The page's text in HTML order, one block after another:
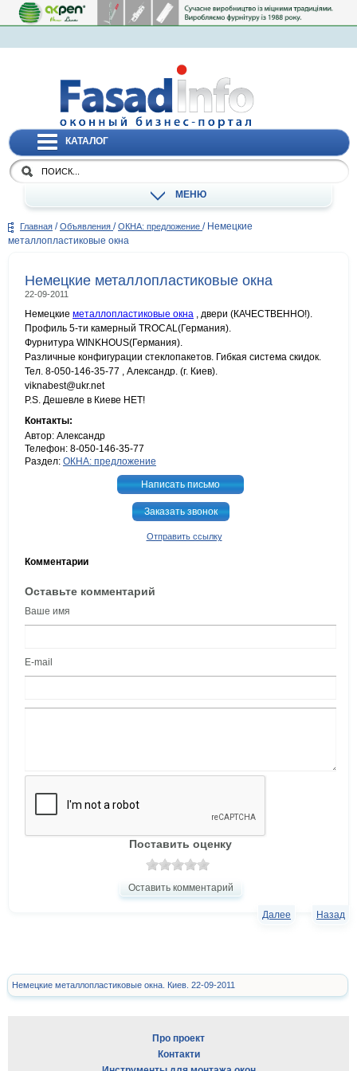
КАТАЛОГ
МЕНЮ
Главная / Объявления / ОКНА: предложение / Немецкие
металлопластиковые окна
Немецкие металлопластиковые окна
22-09-2011
Немецкие металлопластиковые окна , двери (КАЧЕСТВЕННО!).
Профиль 5-ти камерный TROCAL(Германия).
Фурнитура WINKHOUS(Германия).
Различные конфигурации стеклопакетов. Гибкая система скидок.
Тел. 8-050-146-35-77 , Александр. (г. Киев).
viknabest@ukr.net
P.S. Дешевле в Киеве НЕТ!
Контакты:
Автор: Александр
Телефон: 8-050-146-35-77
Раздел: ОКНА: предложение
Написать письмо
Заказать звонок
Отправить ссылку
Комментарии
Оставьте комментарий
Ваше имя
E-mail
Поставить оценку
Оставить комментарий
Назад
Далее
Немецкие металлопластиковые окна. Киев. 22-09-2011
Про проект
Контакти